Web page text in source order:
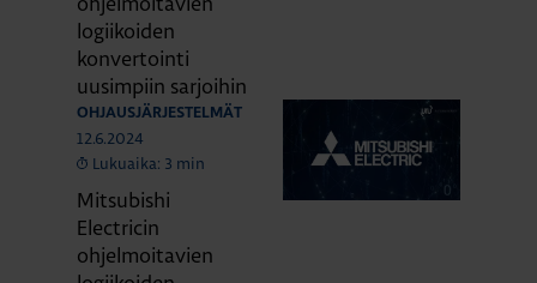
logiikoiden
konvertointi
uusimpiin sarjoihin
OHJAUSJÄRJESTELMÄT
12.6.2024
Lukuaika: 3 min
Mitsubishi
Electricin
ohjelmoitavien